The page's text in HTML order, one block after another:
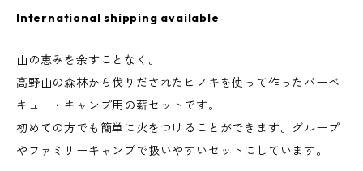
International shipping available
山の恵みを余すことなく。
高野山の森林から伐りだされたヒノキを使って作ったバーベ
キュー・キャンプ用の薪セットです。
初めての方でも簡単に火をつけることができます。グループ
やファミリーキャンプで扱いやすいセットにしています。